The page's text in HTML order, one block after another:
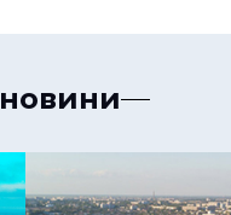
новини